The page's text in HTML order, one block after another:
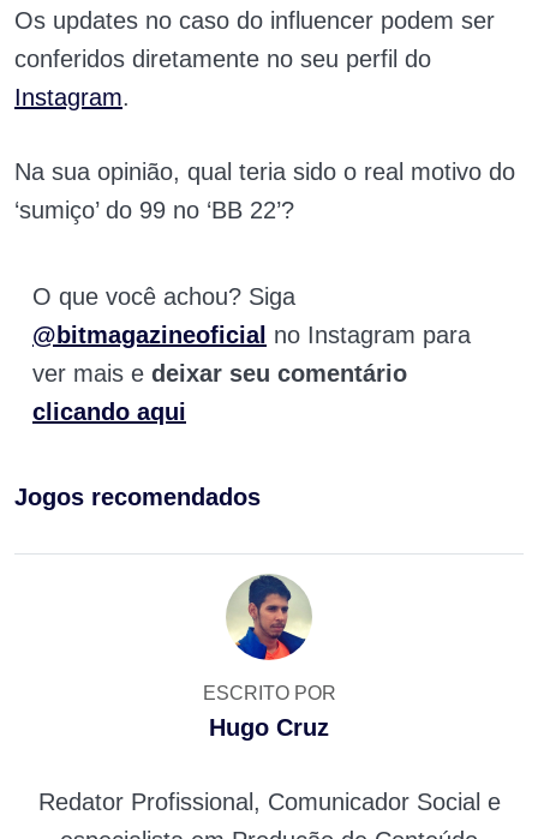
Os updates no caso do influencer podem ser
conferidos diretamente no seu perfil do
Instagram.
Na sua opinião, qual teria sido o real motivo do
‘sumiço’ do 99 no ‘BB 22’?
O que você achou? Siga
@bitmagazineoficial no Instagram para
ver mais e deixar seu comentário
clicando aqui
Jogos recomendados
ESCRITO POR
Hugo Cruz
Redator Profissional, Comunicador Social e